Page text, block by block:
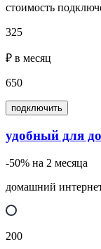
стоимость
325
₽ в месяц
650
подключить
удобный для
-50% на 2 месяца
домашний
200